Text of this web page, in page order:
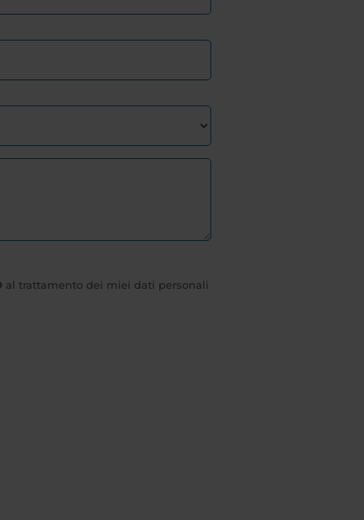
al trattamento dei miei dati personali